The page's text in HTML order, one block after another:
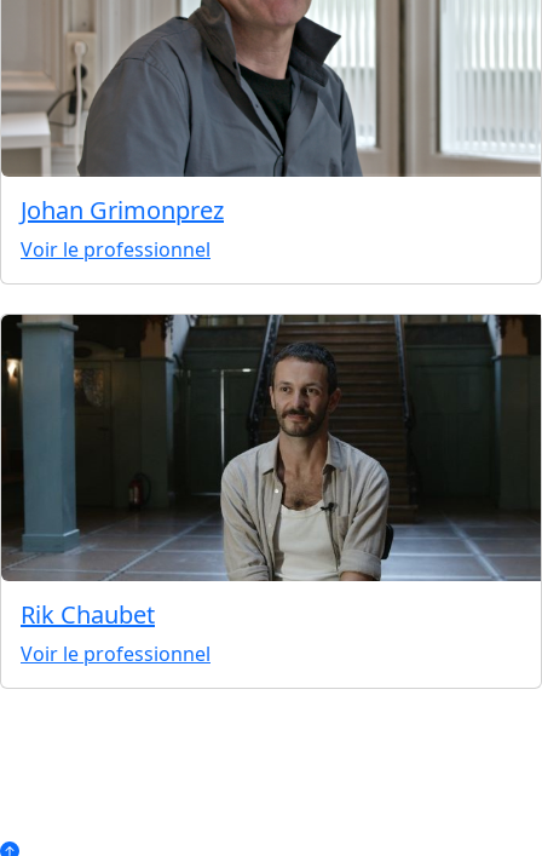
Johan Grimonprez
Voir le professionnel
Rik Chaubet
Voir le professionnel